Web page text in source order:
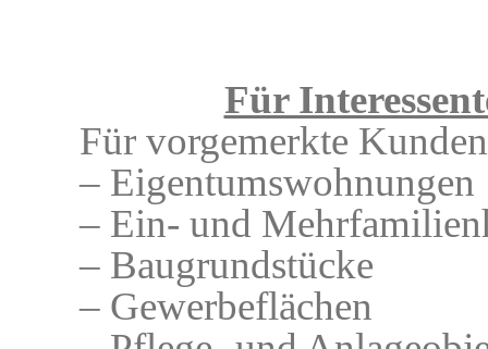
Für
Für vorgemerkte
– Eigentumswohnungen
– Ein- und
– Baugrundstücke
– Gewerbeflächen